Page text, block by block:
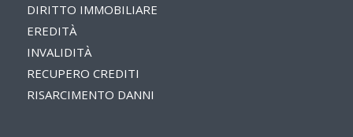
DIRITTO IMMOBILIARE
EREDITÀ
INVALIDITÀ
RECUPERO CREDITI
RISARCIMENTO DANNI